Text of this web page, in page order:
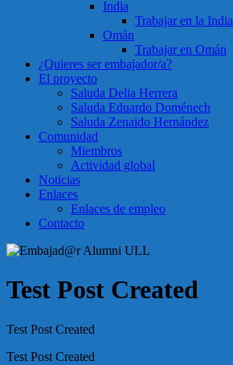
India
Trabajar en la India
Omán
Trabajar en Omán
¿Quieres ser embajador/a?
El proyecto
Saluda Delia Herrera
Saluda Eduardo Doménech
Saluda Zenaido Hernández
Comunidad
Miembros
Actividad global
Noticias
Enlaces
Enlaces de empleo
Contacto
Test Post Created
Test Post Created
Test Post Created